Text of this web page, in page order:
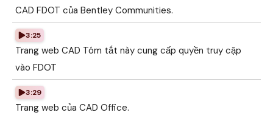
CAD FDOT của Bentley Communities.
3:25
Trang web CAD Tóm tắt này cung cấp quyền truy cập
vào FDOT
3:29
Trang web của CAD Office.